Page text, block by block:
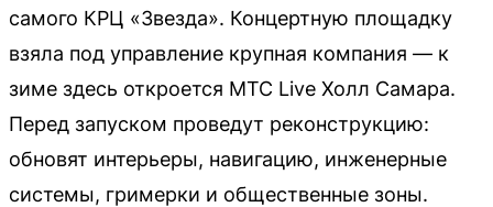
самого КРЦ «Звезда». Концертную площадку
взяла под управление крупная компания — к
зиме здесь откроется МТС Live Холл Самара.
Перед запуском проведут реконструкцию:
обновят интерьеры, навигацию, инженерные
системы, гримерки и общественные зоны.